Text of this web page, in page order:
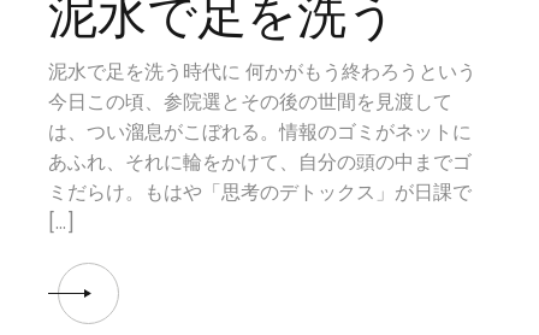
泥水で足を洗う
泥水で足を洗う時代に 何かがもう終わろうという
今日この頃、参院選とその後の世間を見渡して
は、つい溜息がこぼれる。情報のゴミがネットに
あふれ、それに輪をかけて、自分の頭の中までゴ
ミだらけ。もはや「思考のデトックス」が日課で
[…]